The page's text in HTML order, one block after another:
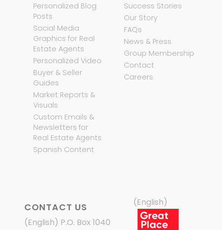
Personalized Blog
Posts
Social Media
Graphics for Real
Estate Agents
Personalized Video
Buyer & Seller
Guides
Market Reports &
Visuals
Custom Emails &
Newsletters for
Real Estate Agents
Spanish Content
Success Stories
Our Story
FAQs
News & Press
Group Membership
Contact
Careers
CONTACT US
(English) P.O. Box 1040
(English)